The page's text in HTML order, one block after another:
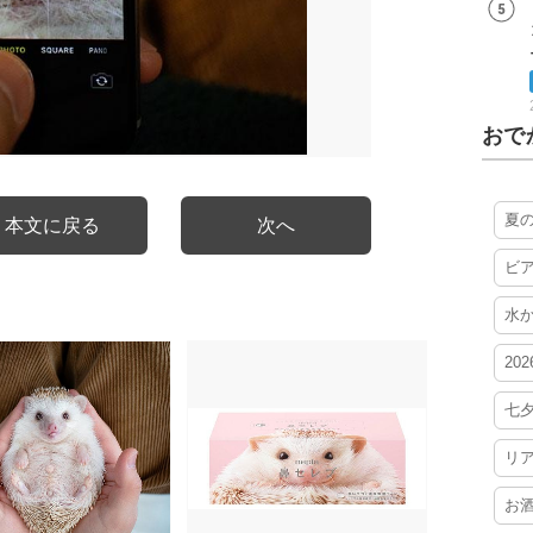
本文に戻る 次へ
おで
夏
ビ
水
七
リ
お